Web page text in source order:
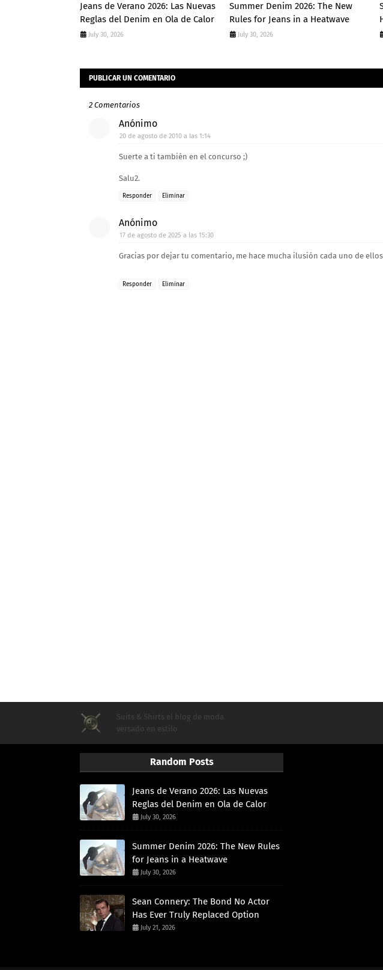
Jeans de Verano 2026: Las Nuevas
Reglas del Denim en Ola de Calor
July 30, 2026
Summer Denim 2026: The New
Rules for Jeans in a Heatwave
July 30, 2026
PUBLICAR UN COMENTARIO
2 Comentarios
Anónimo
20 de agosto de 2010 a las 1:14
Suerte a ti también en el concurso ;)
Salu2.
Responder Eliminar
Anónimo
17 de agosto de 2025 a las 15:30
Gracias por dejar tu comentario, me hace mucha ilusión cada uno de
Responder Eliminar
Suits & Shirts el blog de moda
versado en estilo
Random Posts
Jeans de Verano 2026: Las Nuevas
Reglas del Denim en Ola de Calor
July 30, 2026
Summer Denim 2026: The New Rules
for Jeans in a Heatwave
July 30, 2026
Sean Connery: The Bond No Actor
Has Ever Truly Replaced Option
July 21, 2026